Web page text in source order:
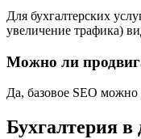
Для бухгалтерских
увеличение трафика)
Можно ли
Да, базовое SEO можно
Бухгалтерия в